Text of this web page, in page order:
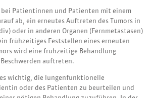
bei Patientinnen und Patienten mit einem
ab, ein erneutes Auftreten des Tumors in
oder in anderen Organen (Fernmetastasen)
frühzeitiges Feststellen eines erneuten
wird eine frühzeitige Behandlung
auftreten.
wichtig, die lungenfunktionelle
oder des Patienten zu beurteilen und